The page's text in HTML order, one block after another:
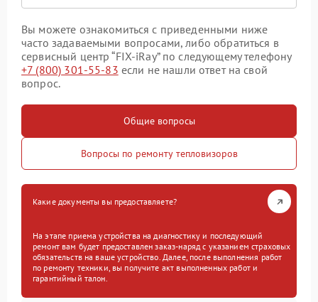
Вы можете ознакомиться с приведенными ниже
часто задаваемыми вопросами, либо обратиться в
сервисный центр “FIX-iRay” по следующему телефону
+7 (800) 301-55-83 если не нашли ответ на свой
вопрос.
Общие вопросы
Вопросы по ремонту тепловизоров
Какие документы вы предоставляете?
На этапе приема устройства на диагностику и последующий
ремонт вам будет предоставлен заказ-наряд с указанием страховых
обязательств на ваше устройство. Далее, после выполнения работ
по ремонту техники, вы получите акт выполненных работ и
гарантийный талон.